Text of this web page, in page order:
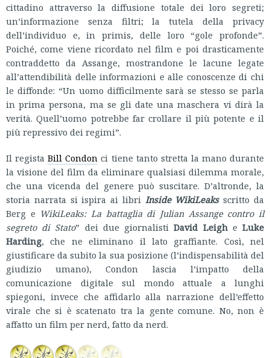
cittadino attraverso la diffusione totale dei loro segreti;
un’informazione senza filtri; la tutela della privacy
dell’individuo e, in primis, delle loro “gole profonde”.
Poiché, come viene ricordato nel film e poi drasticamente
contraddetto da Assange, mostrandone le lacune legate
all’attendibilità delle informazioni e alle conoscenze di chi
le diffonde: “Un uomo difficilmente sarà se stesso se parla
in prima persona, ma se gli date una maschera vi dirà la
verità. Quell’uomo potrebbe far crollare il più potente e il
più repressivo dei regimi”.
Il registaBill Condon ci tiene tanto stretta la mano durante
la visione del film da eliminare qualsiasi dilemma morale,
che una vicenda del genere può suscitare. D’altronde, la
storia narrata si ispira ai libri Inside WikiLeaksscritto da
Berg e WikiLeaks: La battaglia di Julian Assange contro il
segreto di Stato” dei due giornalistiDavid LeigheLuke
Harding, che ne eliminano il lato graffiante. Così, nel
giustificare da subito la sua posizione (l’indispensabilità del
giudizio umano), Condon lascia l’impatto della
comunicazione digitale sul mondo attuale a lunghi
spiegoni, invece che affidarlo alla narrazione dell’effetto
virale che si è scatenato tra la gente comune. No, non è
affatto un film per nerd, fatto da nerd.